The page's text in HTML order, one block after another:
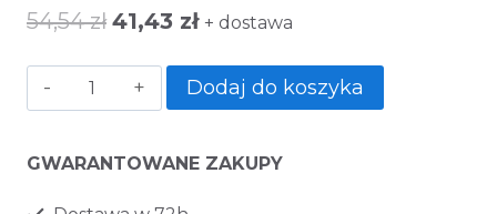
54,54zł 41,43 zł + dostawa
Dodaj do koszyka
GWARANTOWANE ZAKUPY